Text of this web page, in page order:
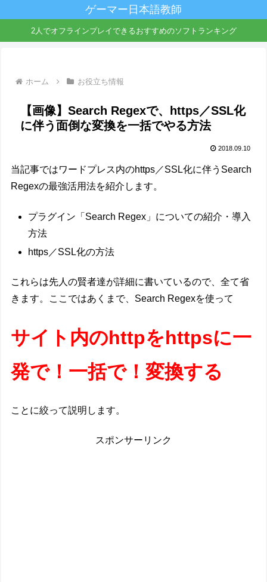
ゲーマー日本語教師
2人でオフラインプレイできるおすすめのソフトランキング
ホーム お役立ち情報
【画像】Search Regexで、https／SSL化
に伴う面倒な変換を一括でやる方法
2018.09.10
当記事ではワードプレス内のhttps／SSL化に伴うSearch
Regexの最強活用法を紹介します。
プラグイン「Search Regex」についての紹介・導入
方法
https／SSL化の方法
これらは先人の賢者達が詳細に書いているので、全て省
きます。ここではあくまで、Search Regexを使って
サイト内のhttpをhttpsに一
発で！一括で！変換する
ことに絞って説明します。
スポンサーリンク